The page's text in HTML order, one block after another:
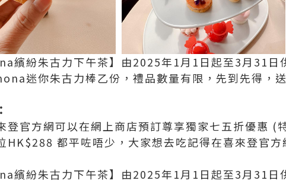
繽紛朱古力下午茶】由2025年1月1日起至3月31日
迷你朱古力棒乙份，禮品數量有限，先到先得，送
登官方網可以在網上商店預訂尊享獨家七五折優惠 (
HK$288 都平咗唔少，大家想去吃記得在喜來登官方
繽紛朱古力下午茶】由2025年1月1日起至3月31日